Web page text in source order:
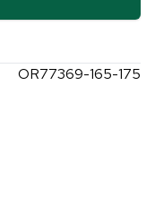
OR77369-165-175